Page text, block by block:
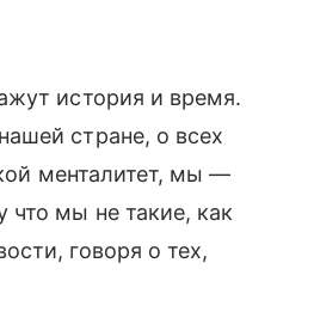
история и время.
стране, о всех
менталитет, мы —
мы не такие, как
говоря о тех,